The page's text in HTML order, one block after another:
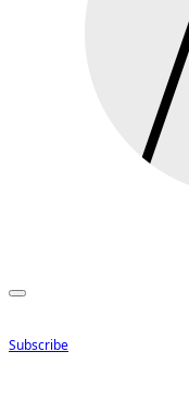
Subscribe